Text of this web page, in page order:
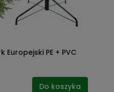
Europejski PE + PVC
Do koszyka